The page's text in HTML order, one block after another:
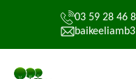
03 59 28 46